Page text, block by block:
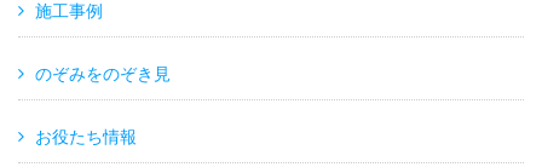
施工事例
のぞみをのぞき見
お役たち情報